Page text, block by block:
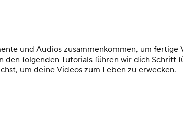
und Audios zusammenkommen, um fertige
folgenden Tutorials führen wir dich Schritt
um deine Videos zum Leben zu erwecken.